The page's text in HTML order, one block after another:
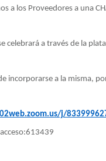
a los Proveedores a una
celebrará a través de la
incorporarse a la misma,
j/